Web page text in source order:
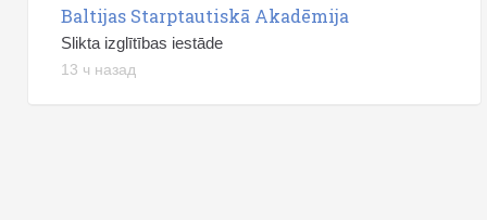
Baltijas Starptautiskā Akadēmija
Slikta izglītības iestāde
13 ч назад